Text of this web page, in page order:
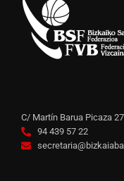
C/ Martín Barua Picaza
94 439 57 22